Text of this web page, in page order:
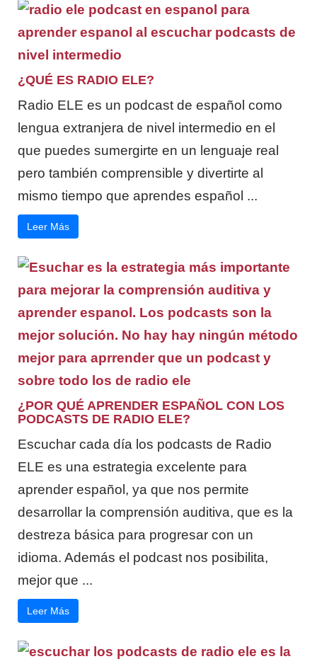
¿QUÉ ES RADIO ELE?
Radio ELE es un podcast de español como
lengua extranjera de nivel intermedio en el
que puedes sumergirte en un lenguaje real
pero también comprensible y divertirte al
mismo tiempo que aprendes español ...
Leer Más
¿POR QUÉ APRENDER ESPAÑOL CON LOS
PODCASTS DE RADIO ELE?
Escuchar cada día los podcasts de Radio
ELE es una estrategia excelente para
aprender español, ya que nos permite
desarrollar la comprensión auditiva, que es la
destreza básica para progresar con un
idioma. Además el podcast nos posibilita,
mejor que ...
Leer Más